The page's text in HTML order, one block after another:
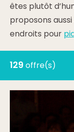
êtes plutôt
proposons
endroits pour
129 offre(s)